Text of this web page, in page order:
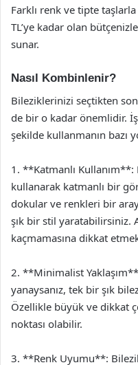
Farklı renk ve tipte
TL’ye kadar olan
sunar.
Nasıl Kombinlenir?
Bileziklerinizi seçtikten
de bir o kadar önemlidir.
şekilde kullanmanın bazı
1. **Katmanlı
kullanarak katmanlı bir
dokular ve renkleri bir
şık bir stil yaratabilirsiniz.
kaçmamasına dikkat
2. **Minimalist
yanaysanız, tek bir şık
Özellikle büyük ve dikkat
noktası olabilir.
3. **Renk Uyumu**: